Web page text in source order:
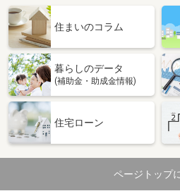
住まいのコラム
暮らしのデータ
(補助金・助成金情報)
住宅ローン
ページトップ